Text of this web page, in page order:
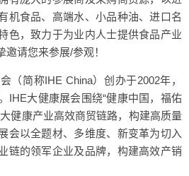
机食品、高端水、小品种油、进口名
色，致力于为业内人士提供食品产业
请您来参展/参观！
（简称IHE China）创办于2002年，
IHE大健康展会围绕“健康中国，福佑
健康产业高效商贸链路，构建高质量
会以全题材、多维度、新变革为切入
链的领军企业及品牌，构建高效产销